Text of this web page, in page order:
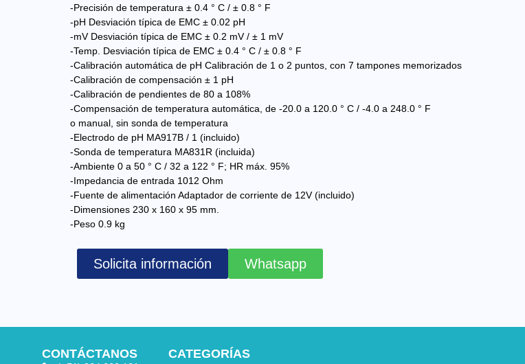
-Precisión de temperatura ± 0.4 ° C / ± 0.8 ° F
-pH Desviación típica de EMC ± 0.02 pH
-mV Desviación típica de EMC ± 0.2 mV / ± 1 mV
-Temp. Desviación típica de EMC ± 0.4 ° C / ± 0.8 ° F
-Calibración automática de pH Calibración de 1 o 2 puntos, con 7 tampones memorizados
-Calibración de compensación ± 1 pH
-Calibración de pendientes de 80 a 108%
-Compensación de temperatura automática, de -20.0 a 120.0 ° C / -4.0 a 248.0 ° F
o manual, sin sonda de temperatura
-Electrodo de pH MA917B / 1 (incluido)
-Sonda de temperatura MA831R (incluida)
-Ambiente 0 a 50 ° C / 32 a 122 ° F; HR máx. 95%
-Impedancia de entrada 1012 Ohm
-Fuente de alimentación Adaptador de corriente de 12V (incluido)
-Dimensiones 230 x 160 x 95 mm.
-Peso 0.9 kg
Solicita información Whatsapp
CONTÁCTANOS CATEGORÍAS